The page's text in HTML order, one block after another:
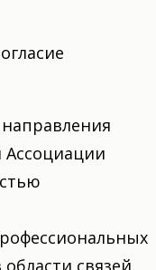
Ассоциации
связей